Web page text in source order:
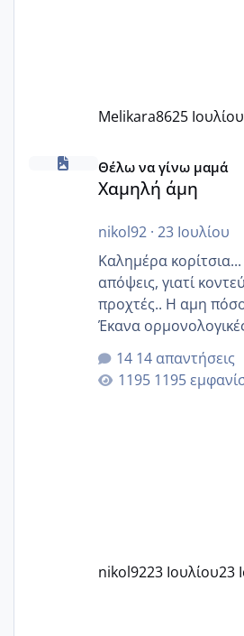
Melikara8625 Ιουλίου
Χαμηλή άμη
Θέλω να γίνω μαμά
Χαμηλή άμη
nikol92· 23 Ιουλίου
Καλημέρα
απόψεις, γιατί κοντεύω να τρελαθώ από
προχτές.. Η αμη
Έκανα
για την ηλικία μου..
εγκυμοσύνη, που
στην 27η εβδομάδα
14 απαντήσεις
1195
nikol9223 Ιουλίου23